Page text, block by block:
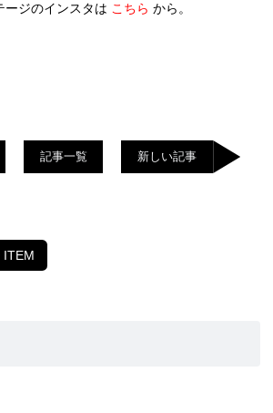
ージのインスタは こちら から。
記事一覧 新しい記事
ITEM